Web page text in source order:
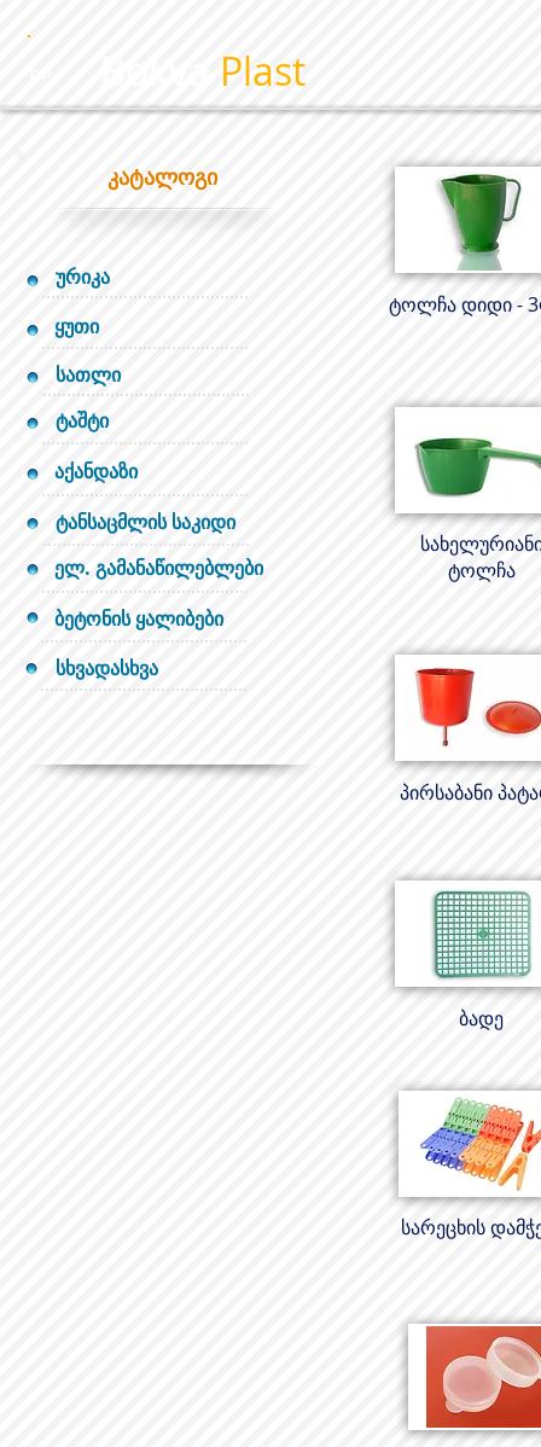
Plast
კატალოგი
ურიკა
ყუთი
სათლი
ტაშტი
აქანდაზი
ტანსაცმლის საკიდი
ელ. გამანაწილებლები
ბეტონის ყალიბები
სხვადასხვა
ტოლჩა დიდი -
ტოლჩა
პირსაბანი
ბადე
სარეცხის